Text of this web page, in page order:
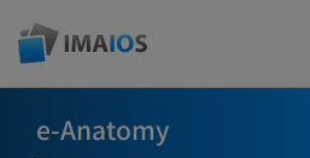
e-Anatomy